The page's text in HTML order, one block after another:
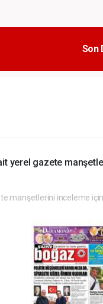
Son
yerel gazete
manşetlerini inceleme